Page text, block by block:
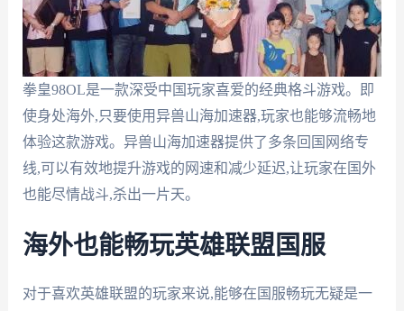
拳皇98OL是一款深受中国玩家喜爱的经典格斗游戏。即
使身处海外,只要使用异兽山海加速器,玩家也能够流畅地
体验这款游戏。异兽山海加速器提供了多条回国网络专
线,可以有效地提升游戏的网速和减少延迟,让玩家在国外
也能尽情战斗,杀出一片天。
海外也能畅玩英雄联盟国服
对于喜欢英雄联盟的玩家来说,能够在国服畅玩无疑是一